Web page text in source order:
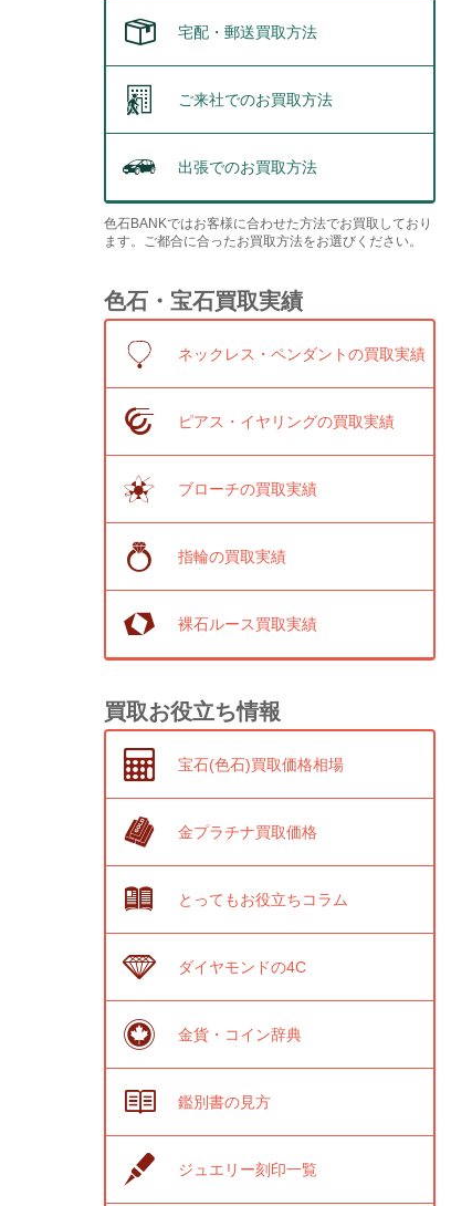
宅配・郵送買取方法
ご来社でのお買取方法
出張でのお買取方法
色石BANKではお客様に合わせた方法でお買取しており
ます。ご都合に合ったお買取方法をお選びください。
色石・宝石買取実績
ネックレス・ペンダントの買取実績
ピアス・イヤリングの買取実績
ブローチの買取実績
指輪の買取実績
裸石ルース買取実績
買取お役立ち情報
宝石(色石)買取価格相場
金プラチナ買取価格
とってもお役立ちコラム
ダイヤモンドの4C
金貨・コイン辞典
鑑別書の見方
ジュエリー刻印一覧